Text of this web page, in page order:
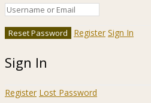
Register Sign In
Sign In
Register Lost Password